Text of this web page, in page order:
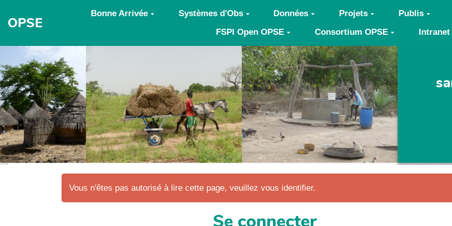
Aller au contenu principal
OPSE
Bonne Arrivée Systèmes d'Obs Données Projets
Publis
FSPI Open OPSE
Consortium OPSE Intranet
Vous n'êtes pas autorisé à lire cette page, veuillez vous identifier.
Se connecter